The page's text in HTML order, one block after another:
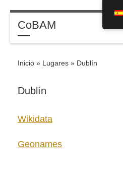
Saltar al contenido
CoBAM
Inicio » Lugares » Dublín
Dublín
Wikidata
Geonames